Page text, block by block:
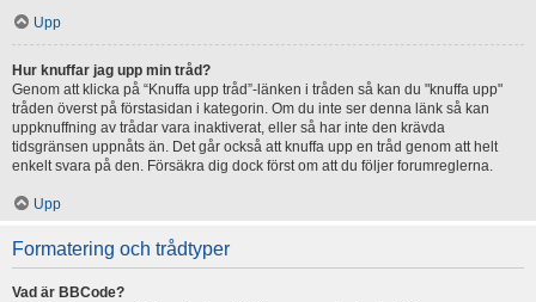
Upp
Hur knuffar jag upp min tråd?
Genom att klicka på “Knuffa upp tråd”-länken i tråden så kan du "knuffa upp"
tråden överst på förstasidan i kategorin. Om du inte ser denna länk så kan
uppknuffning av trådar vara inaktiverat, eller så har inte den krävda
tidsgränsen uppnåts än. Det går också att knuffa upp en tråd genom att helt
enkelt svara på den. Försäkra dig dock först om att du följer forumreglerna.
Upp
Formatering och trådtyper
Vad är BBCode?